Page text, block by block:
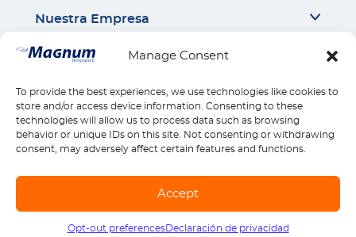
Manage Consent
To provide the best experiences, we use technologies like cookies to
store and/or access device information. Consenting to these
technologies will allow us to process data such as browsing
behavior or unique IDs on this site. Not consenting or withdrawing
consent, may adversely affect certain features and functions.
Accept
Opt-out preferencesDeclaración de privacidad
Seguro Sr22
Seguro de Motocicleta
Seguro de Auto Comercial
Responsabilidad Civil General
Compensación para Trabajadores
Seguro de Vivienda
Seguro de Salud
Nuestra Empresa
Acerca de Nosotros
Carrera
Seguros por estado
Reseñas
Contáctanos
Contáctanos
Llámanos 1-888-539-2102
Descargar la Aplicación Móvil
Enlaces Rápidos
Reclamos
Pagos
© Copyright Magnum Insurance Agency Co., Inc. 2026. All rights reserved. |
Llámanos 1-888-539-2102